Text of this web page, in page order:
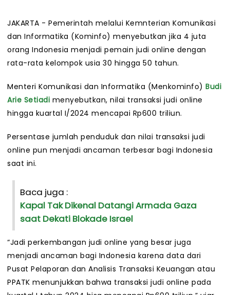
JAKARTA - Pemerintah melalui Kemnterian Komunikasi
dan Informatika (Kominfo) menyebutkan jika 4 juta
orang Indonesia menjadi pemain judi online dengan
rata-rata kelompok usia 30 hingga 50 tahun.
Menteri Komunikasi dan Informatika (Menkominfo) Budi
Arie Setiadi menyebutkan, nilai transaksi judi online
hingga kuartal I/2024 mencapai Rp600 triliun.
Persentase jumlah penduduk dan nilai transaksi judi
online pun menjadi ancaman terbesar bagi Indonesia
saat ini.
Baca juga :
Kapal Tak Dikenal Datangi Armada Gaza
saat Dekati Blokade Israel
“Jadi perkembangan judi online yang besar juga
menjadi ancaman bagi Indonesia karena data dari
Pusat Pelaporan dan Analisis Transaksi Keuangan atau
PPATK menunjukkan bahwa transaksi judi online pada